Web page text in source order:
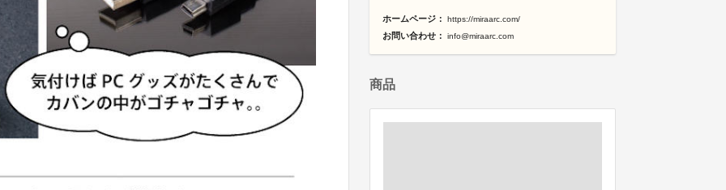
ホームページ： https://miraarc.com/
お問い合わせ： info@miraarc.com
商品